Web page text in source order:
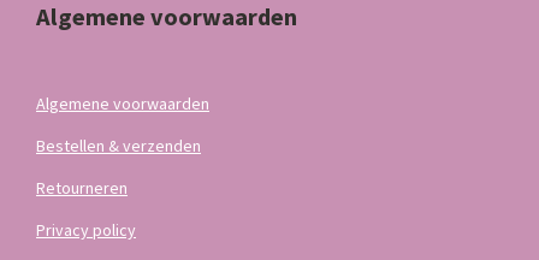
Algemene voorwaarden
Algemene voorwaarden
Bestellen & verzenden
Retourneren
Privacy policy